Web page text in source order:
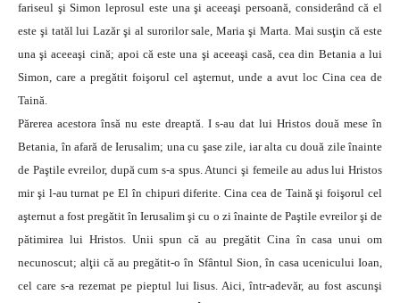
fariseul şi Simon leprosul este una şi aceeaşi persoană, considerând că el
este şi tatăl lui Lazăr şi al surorilor sale, Maria şi Marta. Mai susţin că este
una şi aceeaşi cină; apoi că este una şi aceeaşi casă, cea din Betania a lui
Simon, care a pregătit foişorul cel aşternut, unde a avut loc Cina cea de
Taină.
Părerea acestora însă nu este dreaptă. I s-au dat lui Hristos două mese în
Betania, în afară de Ierusalim; una cu şase zile, iar alta cu două zile înainte
de Paştile evreilor, după cum s-a spus. Atunci şi femeile au adus lui Hristos
mir şi l-au turnat pe El în chipuri diferite. Cina cea de Taină şi foişorul cel
aşternut a fost pregătit în Ierusalim şi cu o zi înainte de Paştile evreilor şi de
pătimirea lui Hristos. Unii spun că au pregătit Cina în casa unui om
necunoscut; alţii că au pregătit-o în Sfântul Sion, în casa ucenicului Ioan,
cel care s-a rezemat pe pieptul lui Iisus. Aici, într-adevăr, au fost ascunşi